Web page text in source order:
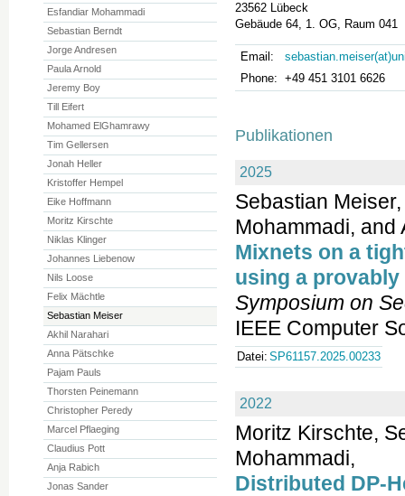
23562 Lübeck
Gebäude 64, 1. OG, Raum 041
Email:
Phone: +49 451 3101 6626
Publikationen
2025
Sebastian
Mohammadi, and
Mixnets on a
using a
Symposium on
IEEE Computer
Datei: SP61157.2025.00233
2022
Moritz Kirschte,
Mohammadi,
Distributed DP-
Esfandiar Mohammadi
Sebastian Berndt
Jorge Andresen
Paula Arnold
Jeremy Boy
Till Eifert
Mohamed ElGhamrawy
Tim Gellersen
Jonah Heller
Kristoffer Hempel
Eike Hoffmann
Moritz Kirschte
Niklas Klinger
Johannes Liebenow
Nils Loose
Felix Mächtle
Sebastian Meiser
Akhil Narahari
Anna Pätschke
Pajam Pauls
Thorsten Peinemann
Christopher Peredy
Marcel Pflaeging
Claudius Pott
Anja Rabich
Jonas Sander